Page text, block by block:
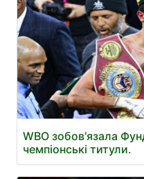
WBO зобов'язала
чемпіонські титули.